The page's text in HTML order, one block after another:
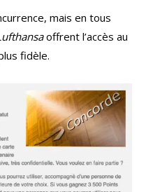
mais en tous
offrent l’accès au
fidèle.